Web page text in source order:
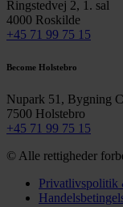
Ringstedvej 2, 1. sal
4000 Roskilde
+45 71 99 75 15
Become Holstebro
Nupark 51, Bygning
7500 Holstebro
+45 71 99 75 15
© Alle rettigheder
Privatlivspolitik